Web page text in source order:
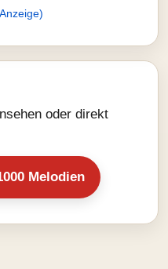
oder direkt
Melodien